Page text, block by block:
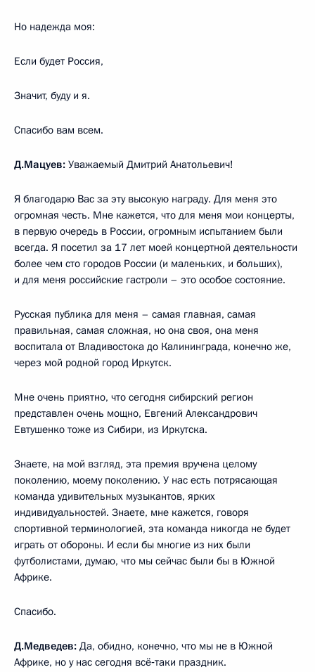
Но надежда моя:
Если будет Россия,
Значит, буду и я.
Спасибо вам всем.
Д.Мацуев: Уважаемый Дмитрий Анатольевич!
Я благодарю Вас за эту высокую награду. Для меня это
огромная честь. Мне кажется, что для меня мои концерты,
в первую очередь в России, огромным испытанием были
всегда. Я посетил за 17 лет моей концертной деятельности
более чем сто городов России (и маленьких, и больших),
и для меня российские гастроли – это особое состояние.
Русская публика для меня – самая главная, самая
правильная, самая сложная, но она своя, она меня
воспитала от Владивостока до Калининграда, конечно же,
через мой родной город Иркутск.
Мне очень приятно, что сегодня сибирский регион
представлен очень мощно, Евгений Александрович
Евтушенко тоже из Сибири, из Иркутска.
Знаете, на мой взгляд, эта премия вручена целому
поколению, моему поколению. У нас есть потрясающая
команда удивительных музыкантов, ярких
индивидуальностей. Знаете, мне кажется, говоря
спортивной терминологией, эта команда никогда не будет
играть от обороны. И если бы многие из них были
футболистами, думаю, что мы сейчас были бы в Южной
Африке.
Спасибо.
Д.Медведев: Да, обидно, конечно, что мы не в Южной
Африке, но у нас сегодня всё‑таки праздник.